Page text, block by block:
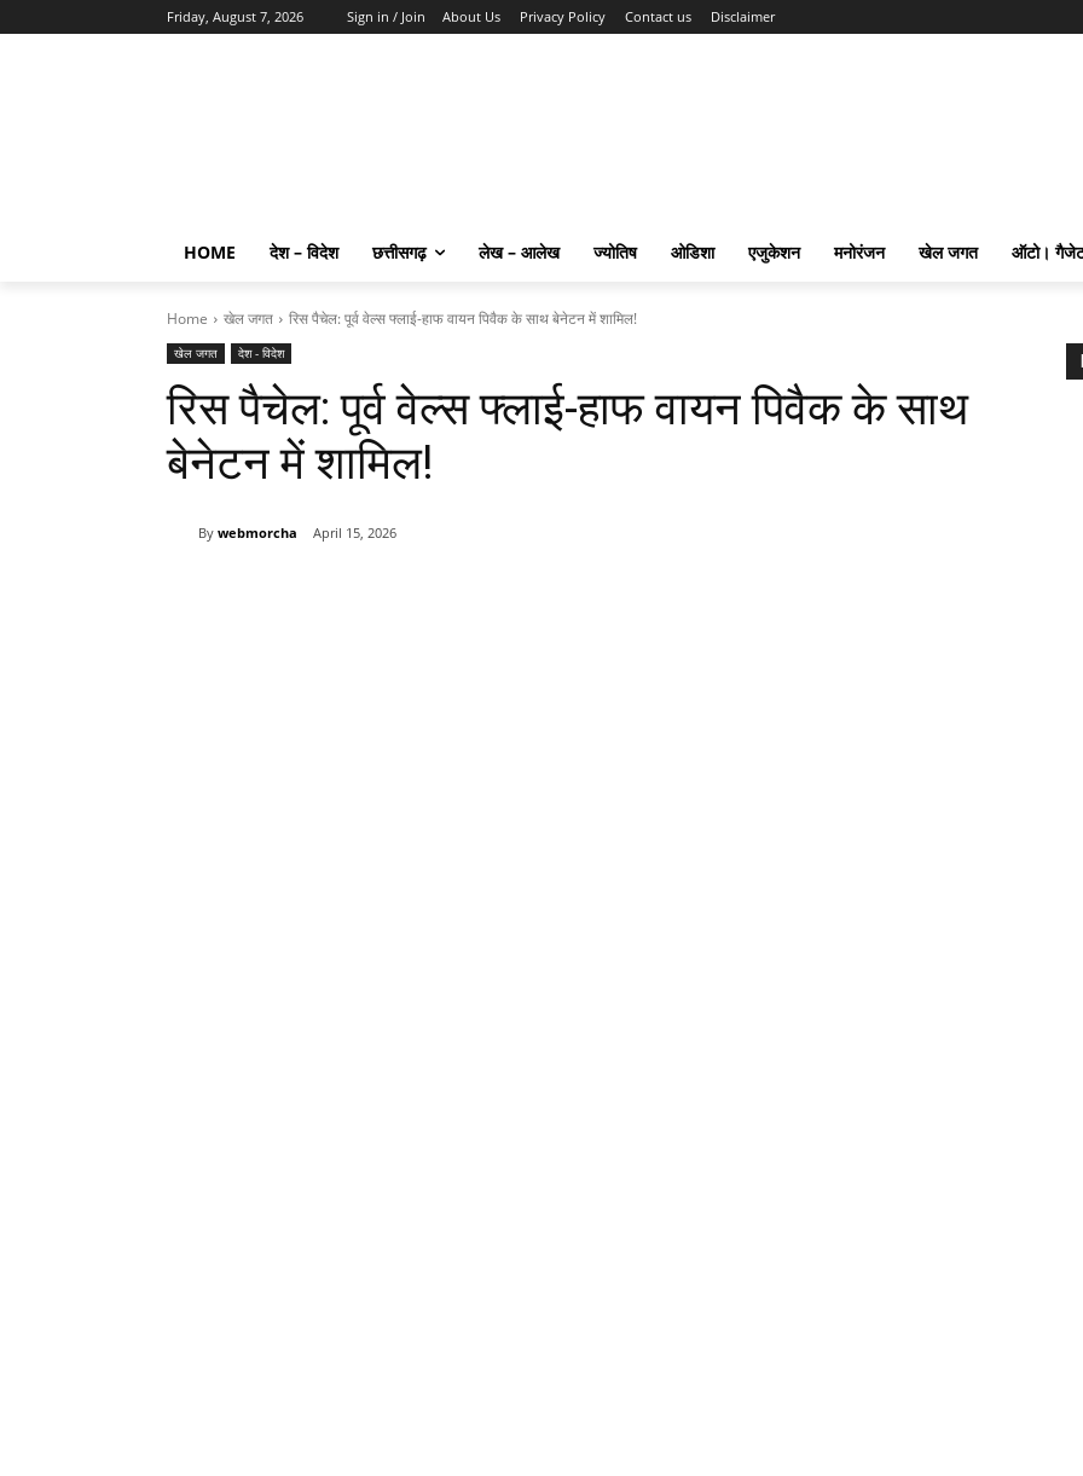
Friday, August 7, 2026 Sign in / Join About Us Privacy Policy Contact us Disclaimer
HOME देश – विदेश छत्तीसगढ़ लेख – आलेख ज्योतिष ओडिशा एजुकेशन मनोरंजन खेल जगत ऑटो।
Home खेल जगत रिस पैचेल: पूर्व वेल्स फ्लाई-हाफ वायन पिवैक के साथ बेनेटन में शामिल!
खेल जगत देश - विदेश
रिस पैचेल: पूर्व वेल्स फ्लाई-हाफ वायन पिवैक के साथ
बेनेटन में शामिल!
By webmorcha April 15, 2026